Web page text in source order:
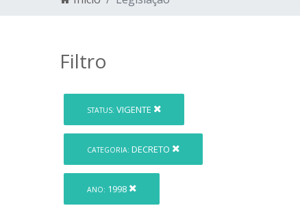
Filtro
STATUS: VIGENTE
CATEGORIA: DECRETO
ANO: 1998